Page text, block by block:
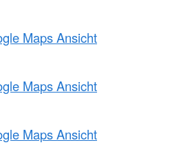
Maps Ansicht
Maps Ansicht
Maps Ansicht